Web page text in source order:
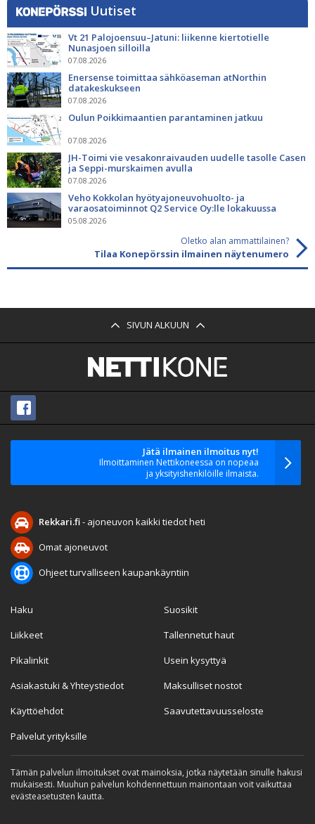
Uutiset
Vt 21 Palojoensuu–Jatuni: liikenne kiertotielle
Nunasjoen silloilla
07.08.2026
Enersense toimittaa sähköaseman atNorthin
datakeskukseen
07.08.2026
Oulun Poikkimaantien parantaminen jatkuu
07.08.2026
JH-Toimi vie vesakonraivauden uudelle tasolle Casen
ja Seppi-murskaimen avulla
07.08.2026
Veho Kokkolan hyötyajoneuvohuolto- ja
varaosatoiminnot Q2 Service Oy:lle lokakuussa
05.08.2026
Oletko alan ammattilainen?
Tilaa Konepörssin ilmainen näytenumero
SIVUN ALKUUN
Jätä ilmainen ilmoitus nyt!
Ilmoittaminen Nettikoneessa on nopeaa
ja yksityishenkilöille ilmaista.
Rekkari.fi- ajoneuvon kaikki tiedot heti
Omat ajoneuvot
Ohjeet turvalliseen kaupankäyntiin
Haku
Liikkeet
Pikalinkit
Asiakastuki & Yhteystiedot
Käyttöehdot
Palvelut yrityksille
Suosikit
Tallennetut haut
Usein kysyttyä
Maksulliset nostot
Saavutettavuusseloste
Tämän palvelun ilmoitukset ovat mainoksia, jotka näytetään sinulle hakusi
mukaisesti. Muuhun palvelun kohdennettuun mainontaan voit vaikuttaa
evästeasetusten kautta.